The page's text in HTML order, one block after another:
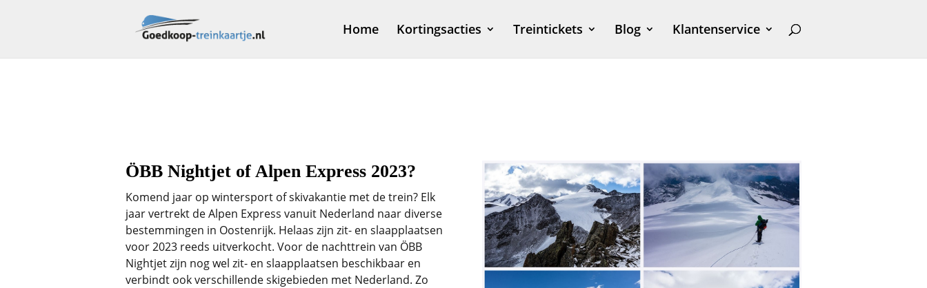
Home Kortingsacties Treintickets Blog Klantenservice
ÖBB Nightjet of Alpen Express 2023?
Komend jaar op wintersport of skivakantie met de trein? Elk
jaar vertrekt de Alpen Express vanuit Nederland naar diverse
bestemmingen in Oostenrijk. Helaas zijn zit- en slaapplaatsen
voor 2023 reeds uitverkocht. Voor de nachttrein van ÖBB
Nightjet zijn nog wel zit- en slaapplaatsen beschikbaar en
verbindt ook verschillende skigebieden met Nederland. Zo